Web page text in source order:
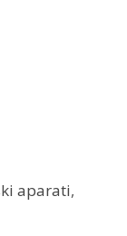
aparati,